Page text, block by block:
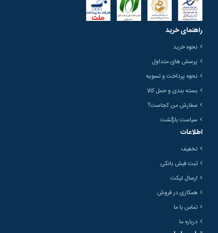
راهنمای خرید
نحوه خرید
پرسش های متداول
نحوه پرداخت و تسویه
بسته بندی و حمل کالا
سفارش من کجاست؟
سیاست بازگشت
اطلاعات
تخفیف
ثبت فیش بانکی
ارسال تیکت
همکاری در فروش
تماس با ما
درباره ما